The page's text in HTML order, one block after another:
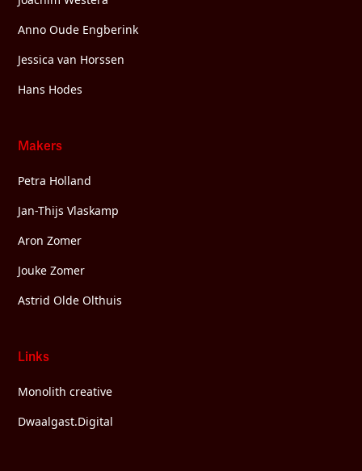
Anno Oude Engberink
Jessica van Horssen
Hans Hodes
Makers
Petra Holland
Jan-Thijs Vlaskamp
Aron Zomer
Jouke Zomer
Astrid Olde Olthuis
Links
Monolith creative
Dwaalgast.Digital